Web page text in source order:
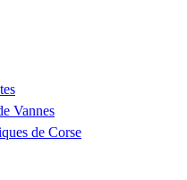
Vannes
de Corse